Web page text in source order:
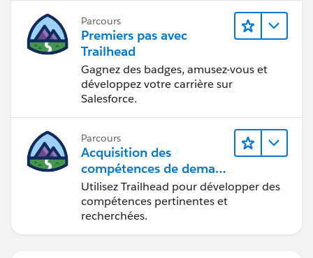
Parcours
Premiers pas avec
Trailhead
Gagnez des badges, amusez-vous et
développez votre carrière sur
Salesforce.
Parcours
Acquisition des
compétences de demain
avec Trailhead
Utilisez Trailhead pour développer des
compétences pertinentes et
recherchées.